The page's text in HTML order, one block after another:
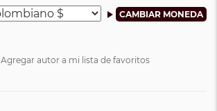
Agregar autor a mi lista de favoritos